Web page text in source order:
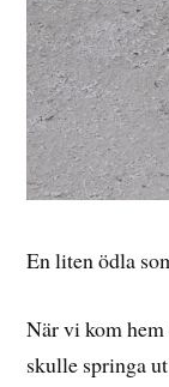
En liten ödla
När vi kom
skulle springa